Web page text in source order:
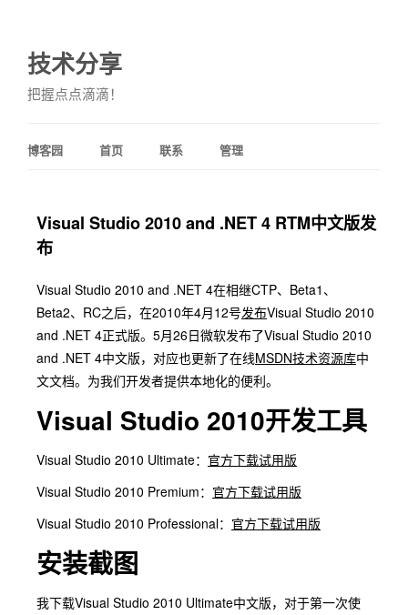
技术分享
把握点点滴滴！
博客园 首页 联系 管理
Visual Studio 2010 and .NET 4 RTM中文版发
布
Visual Studio 2010 and .NET 4在相继CTP、Beta1、
Beta2、RC之后，在2010年4月12号发布Visual Studio 2010
and .NET 4正式版。5月26日微软发布了Visual Studio 2010
and .NET 4中文版，对应也更新了在线MSDN技术资源库中
文文档。为我们开发者提供本地化的便利。
Visual Studio 2010开发工具
Visual Studio 2010 Ultimate： 官方下载试用版
Visual Studio 2010 Premium： 官方下载试用版
Visual Studio 2010 Professional： 官方下载试用版
安装截图
我下载Visual Studio 2010 Ultimate中文版，对于第一次使